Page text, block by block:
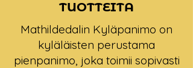
TUOTTEITA
Mathildedalin Kyläpanimo on
kyläläisten perustama
pienpanimo, joka toimii sopivasti